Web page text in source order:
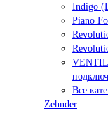
Indigo
Piano
Все
Zehnder